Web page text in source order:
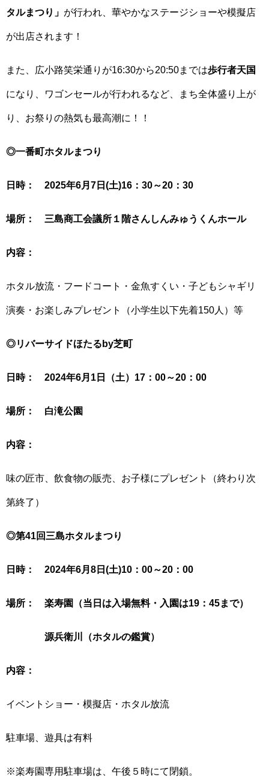
タルまつり」 が行われ、華やかなステージショーや模擬店
が出店されます！
また、広小路笑栄通りが16:30から20:50までは歩行者天国
になり、ワゴンセールが行われるなど、まち全体盛り上が
り、お祭りの熱気も最高潮に！！
◎一番町ホタルまつり
日時： 2025年6月7日(土)16：30～20：30
場所： 三島商工会議所１階さんしんみゅうくんホール
内容：
ホタル放流・フードコート・金魚すくい・子どもシャギリ
演奏・お楽しみプレゼント（小学生以下先着150人）等
◎リバーサイドほたるby芝町
日時： 2024年6月1日（土）17：00～20：00
場所： 白滝公園
内容：
味の匠市、飲食物の販売、お子様にプレゼント（終わり次
第終了）
◎第41回三島ホタルまつり
日時： 2024年6月8日(土)10：00～20：00
場所： 楽寿園（当日は入場無料・入園は19：45まで）
源兵衛川（ホタルの鑑賞）
内容：
イベントショー・模擬店・ホタル放流
駐車場、遊具は有料
※楽寿園専用駐車場は、午後５時にて閉鎖。